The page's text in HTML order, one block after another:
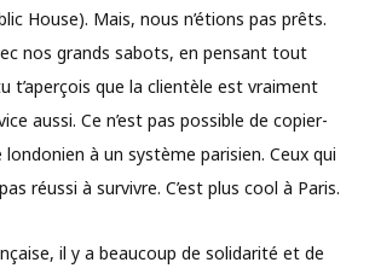
House). Mais, nous n’étions pas prêts.
nos grands sabots, en pensant tout
t’aperçois que la clientèle est vraiment
aussi. Ce n’est pas possible de copier-
à un système parisien. Ceux qui
réussi à survivre. C’est plus cool à Paris.
il y a beaucoup de solidarité et de